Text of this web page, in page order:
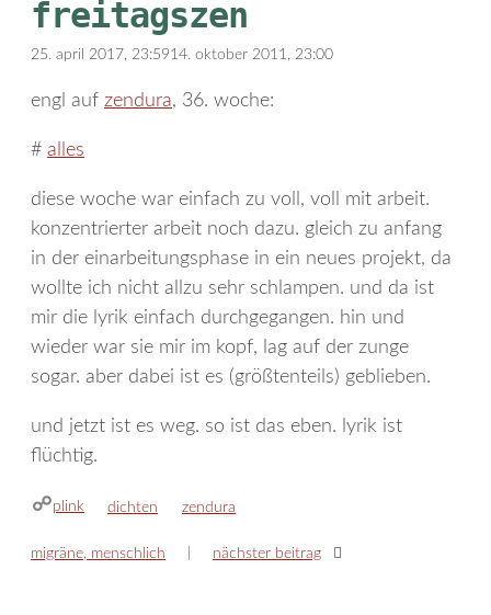
freitagszen
25. april 2017, 23:5914. oktober 2011, 23:00
engl auf zendura, 36. woche:
# alles
diese woche war einfach zu voll, voll mit arbeit.
konzentrierter arbeit noch dazu. gleich zu anfang
in der einarbeitungsphase in ein neues projekt, da
wollte ich nicht allzu sehr schlampen. und da ist
mir die lyrik einfach durchgegangen. hin und
wieder war sie mir im kopf, lag auf der zunge
sogar. aber dabei ist es (größtenteils) geblieben.
und jetzt ist es weg. so ist das eben. lyrik ist
flüchtig.
plink kategorien
dichten schlagwörter
zendura
migräne, menschlich nächster beitrag